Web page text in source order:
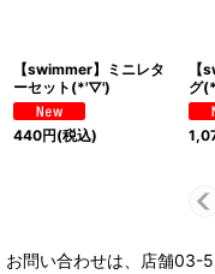
【swimmer】ミニレタ
ーセット(*'▽')
440円(税込)
【
グ
お問い合わせは、店舗03-